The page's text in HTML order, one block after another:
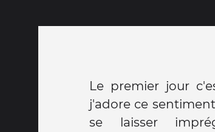
Le premier jour
j'adore ce
se laisser